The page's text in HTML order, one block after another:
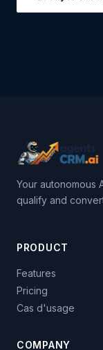
Your autonomous
qualify and
PRODUCT
Features
Pricing
Cas d'usage
COMPANY